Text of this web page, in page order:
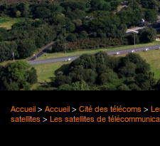
Accueil > Accueil > Cité des télécoms >
satellites > Les satellites de